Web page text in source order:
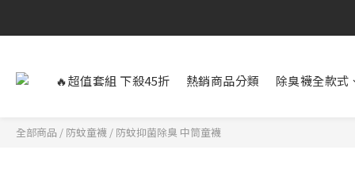
🔥超值套組 下殺45折 熱銷商品分類 除臭襪全款式
全部商品 / 防蚊童襪 / 防蚊抑菌除臭 中筒童襪